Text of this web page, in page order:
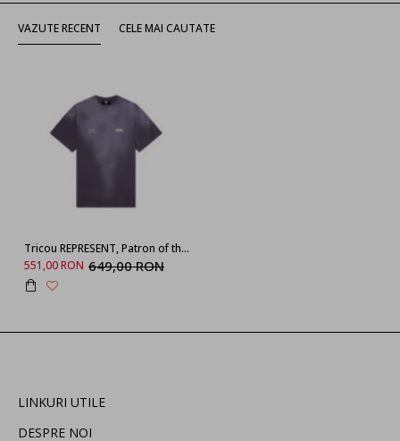
VAZUTE RECENT CELE MAI CAUTATE
Tricou REPRESENT, Patron of the Club, Mov
551,00 RON 649,00 RON
LINKURI UTILE
DESPRE NOI